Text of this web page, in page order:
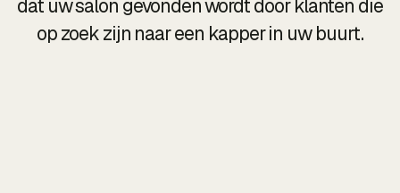
dat uw salon gevonden wordt door klanten die
op zoek zijn naar een kapper in uw buurt.